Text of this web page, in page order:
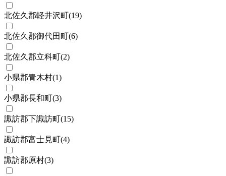
北佐久郡軽井沢町(19)
北佐久郡御代田町(6)
北佐久郡立科町(2)
小県郡青木村(1)
小県郡長和町(3)
諏訪郡下諏訪町(15)
諏訪郡富士見町(4)
諏訪郡原村(3)